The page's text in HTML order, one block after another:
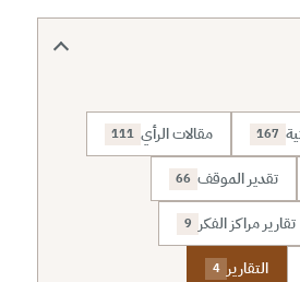
167 مقالات الرأي 111
تقدير الموقف 66
تقارير مراكز الفكر 9
التقارير 4